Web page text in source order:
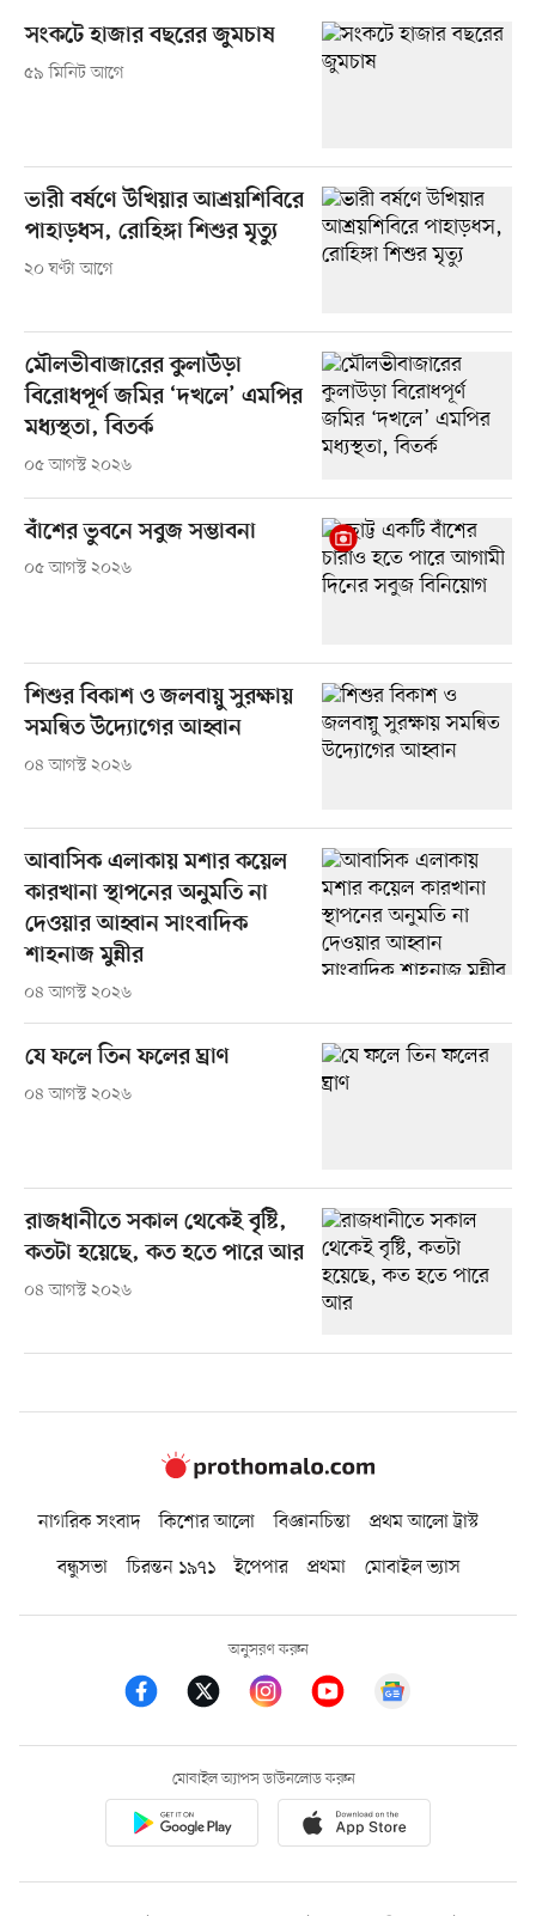
সংকটে হাজার বছরের জুমচাষ
৫৯ মিনিট আগে
ভারী বর্ষণে উখিয়ার আশ্রয়শিবিরে
পাহাড়ধস, রোহিঙ্গা শিশুর মৃত্যু
২০ ঘণ্টা আগে
মৌলভীবাজারের কুলাউড়া
বিরোধপূর্ণ জমির ‘দখলে’ এমপির
মধ্যস্থতা, বিতর্ক
০৫ আগস্ট ২০২৬
বাঁশের ভুবনে সবুজ সম্ভাবনা
০৫ আগস্ট ২০২৬
শিশুর বিকাশ ও জলবায়ু সুরক্ষায়
সমন্বিত উদ্যোগের আহ্বান
০৪ আগস্ট ২০২৬
আবাসিক এলাকায় মশার কয়েল
কারখানা স্থাপনের অনুমতি না
দেওয়ার আহ্বান সাংবাদিক
শাহনাজ মুন্নীর
০৪ আগস্ট ২০২৬
যে ফলে তিন ফলের ঘ্রাণ
০৪ আগস্ট ২০২৬
রাজধানীতে সকাল থেকেই বৃষ্টি,
কতটা হয়েছে, কত হতে পারে আর
০৪ আগস্ট ২০২৬
নাগরিক সংবাদ কিশোর আলো বিজ্ঞানচিন্তা
প্রথম আলো ট্রাস্ট
বন্ধুসভা
চিরন্তন ১৯৭১ ইপেপার প্রথমা মোবাইল ভ্যাস
অনুসরণ করুন
মোবাইল অ্যাপস ডাউনলোড করুন